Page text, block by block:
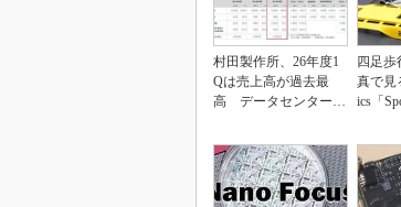
村田製作所、26年度1
Qは売上高が過去最
高 データセンター関
四足歩
真で見
ics「